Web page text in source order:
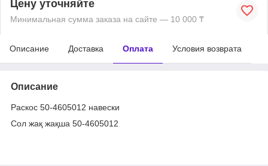
Цену уточняйте
Минимальная сумма заказа на сайте — 10 000 ₸
Описание Доставка Оплата Условия возврата
Описание
Раскос 50-4605012 навески
Сол жақ жақша 50-4605012